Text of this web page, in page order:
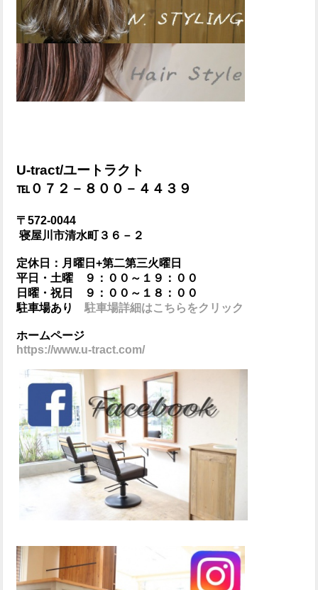
U-tract/ユートラクト
℡０７２－８００－４４３９
〒572-0044
寝屋川市清水町３６－２
定休日：月曜日+第二第三火曜日
平日・土曜 ９：００～１９：００
日曜・祝日 ９：００～１８：００
駐車場あり駐車場詳細はこちらをクリック
ホームページ
https://www.u-tract.com/